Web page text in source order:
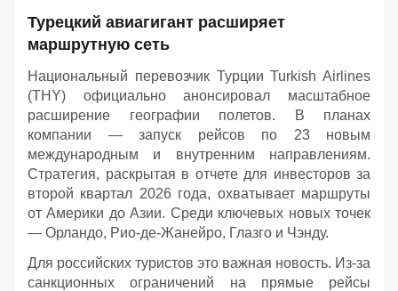
Турецкий авиагигант расширяет
маршрутную сеть
Национальный перевозчик Турции Turkish Airlines
(THY) официально анонсировал масштабное
расширение географии полетов. В планах
компании — запуск рейсов по 23 новым
международным и внутренним направлениям.
Стратегия, раскрытая в отчете для инвесторов за
второй квартал 2026 года, охватывает маршруты
от Америки до Азии. Среди ключевых новых точек
— Орландо, Рио-де-Жанейро, Глазго и Чэнду.
Для российских туристов это важная новость. Из-за
санкционных ограничений на прямые рейсы